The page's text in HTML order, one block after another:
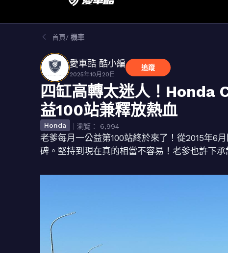
首頁 機車
愛車酷 酷小編
2025年10月20日
追蹤
四缸高轉太迷人！Honda
益100站兼釋放熱血
Honda ｜瀏覽： 6,994
老爹每月一公益第100站終於來了！從2015年6
碑。堅持到現在真的相當不容易！老爹也許下承